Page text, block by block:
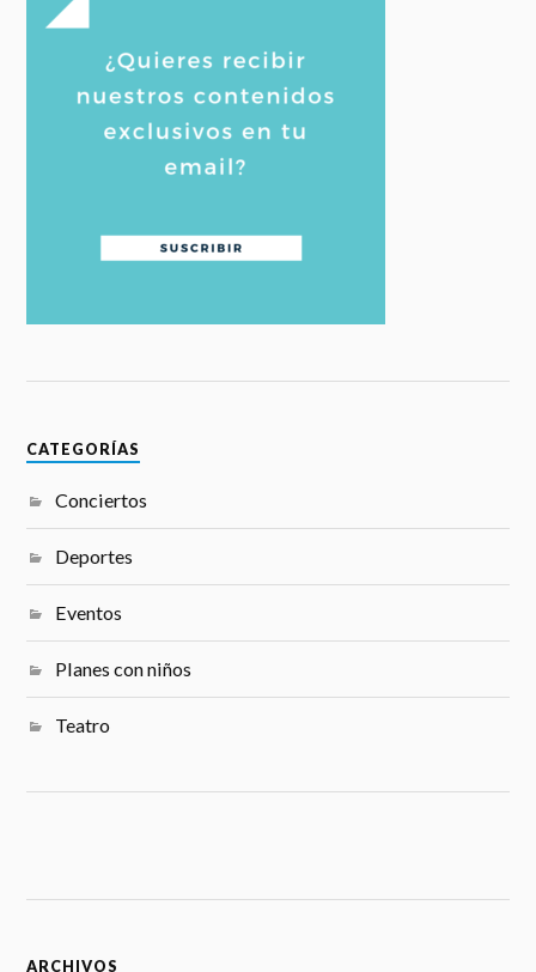
CATEGORÍAS
Conciertos
Deportes
Eventos
Planes con niños
Teatro
ARCHIVOS